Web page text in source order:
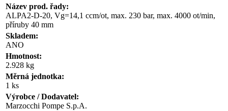
Název prod. řady:
ALPA2-D-20, Vg=14,1 ccm/ot, max. 230 bar, max. 4000 ot/min,
příruby 40 mm
Skladem:
ANO
Hmotnost:
2.928 kg
Měrná jednotka:
1 ks
Výrobce / Dodavatel:
Marzocchi Pompe S.p.A.